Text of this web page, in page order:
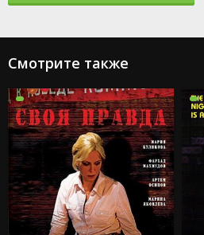
Смотрите также